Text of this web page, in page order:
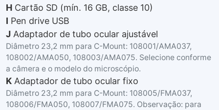
H Cartão SD (mín. 16 GB, classe 10)
I Pen drive USB
J Adaptador de tubo ocular ajustável
Diâmetro 23,2 mm para C-Mount: 108001/AMA037,
108002/AMA050, 108003/AMA075. Selecione conforme
a câmera e o modelo do microscópio.
K Adaptador de tubo ocular fixo
Diâmetro 23,2 mm para C-Mount: 108005/FMA037,
108006/FMA050, 108007/FMA075. Observação: para